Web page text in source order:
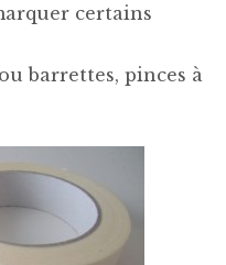
certains
barrettes, pinces à